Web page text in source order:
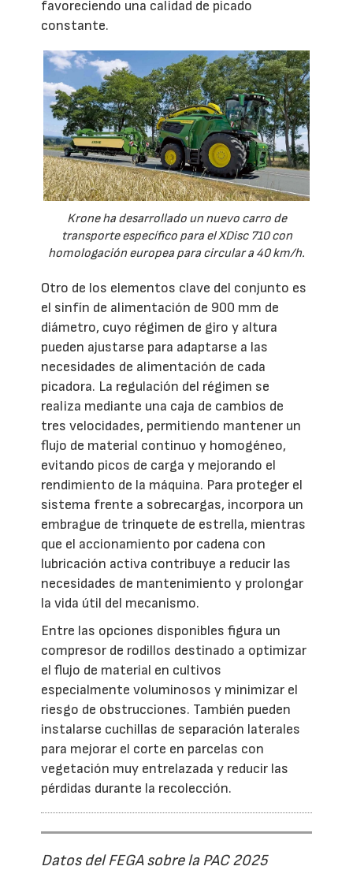
favoreciendo una calidad de picado
constante.
Krone ha desarrollado un nuevo carro de
transporte específico para el XDisc 710 con
homologación europea para circular a 40 km/h.
Otro de los elementos clave del conjunto es
el sinfín de alimentación de 900 mm de
diámetro, cuyo régimen de giro y altura
pueden ajustarse para adaptarse a las
necesidades de alimentación de cada
picadora. La regulación del régimen se
realiza mediante una caja de cambios de
tres velocidades, permitiendo mantener un
flujo de material continuo y homogéneo,
evitando picos de carga y mejorando el
rendimiento de la máquina. Para proteger el
sistema frente a sobrecargas, incorpora un
embrague de trinquete de estrella, mientras
que el accionamiento por cadena con
lubricación activa contribuye a reducir las
necesidades de mantenimiento y prolongar
la vida útil del mecanismo.
Entre las opciones disponibles figura un
compresor de rodillos destinado a optimizar
el flujo de material en cultivos
especialmente voluminosos y minimizar el
riesgo de obstrucciones. También pueden
instalarse cuchillas de separación laterales
para mejorar el corte en parcelas con
vegetación muy entrelazada y reducir las
pérdidas durante la recolección.
Datos del FEGA sobre la PAC 2025